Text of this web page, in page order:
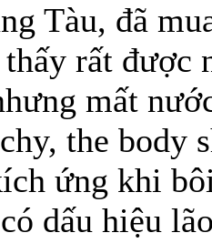
Tàu, đã
rất được
mất
the body
ứng khi
dấu hiệu